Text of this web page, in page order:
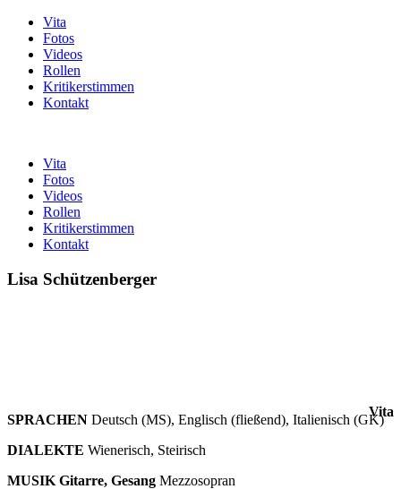
Vita
Fotos
Videos
Rollen
Kritikerstimmen
Kontakt
Vita
Fotos
Videos
Rollen
Kritikerstimmen
Kontakt
Lisa Schützenberger
Vita
SPRACHEN Deutsch (MS), Englisch (fließend), Italienisch (GK)
DIALEKTE Wienerisch, Steirisch
MUSIK Gitarre, Gesang Mezzosopran